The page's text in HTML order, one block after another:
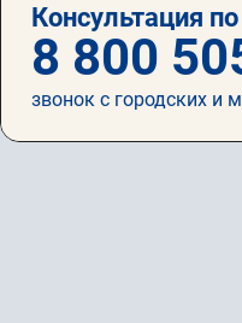
Консультация
8 800
звонок с городских и